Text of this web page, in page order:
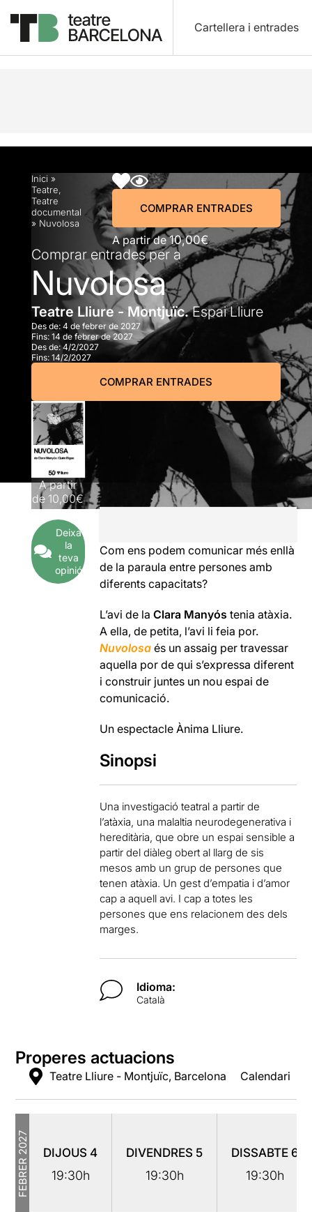
Cartellera i entrades
Descripció Horaris Fitxa artística Info
Inici »
Teatre,
Teatre
documental
» Nuvolosa
A partir de10,00€
COMPRAR ENTRADES
Comprar entrades per a
Nuvolosa
Teatre Lliure - Montjuïc.Espai Lliure
Des de: 4 de febrer de 2027
Fins: 14 de febrer de 2027
Des de:4/2/2027
Fins: 14/2/2027
COMPRAR ENTRADES
A partir
de 10,00€
Deixa
la
teva
opinió
Com ens podem comunicar més enllà
de la paraula entre persones amb
diferents capacitats?
L’avi de laClara Manyós tenia atàxia.
A ella, de petita, l’avi li feia por.
Nuvolosa és un assaig per travessar
aquella por de qui s’expressa diferent
i construir juntes un nou espai de
comunicació.
Un espectacle Ànima Lliure.
Sinopsi
Una investigació teatral a partir de
l’atàxia, una malaltia neurodegenerativa i
hereditària, que obre un espai sensible a
partir del diàleg obert al llarg de sis
mesos amb un grup de persones que
tenen atàxia. Un gest d’empatia i d’amor
cap a aquell avi. I cap a totes les
persones que ens relacionem des dels
marges.
Idioma:
Català
Properes actuacions
Teatre Lliure - Montjuïc, Barcelona Calendari
FEBRER
2027 DIJOUS4
19:30h
DIVENDRES 5
19:30h
DISSABTE 6
19:30h